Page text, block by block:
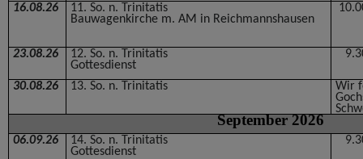
16.08.26
11. So. n. Trinitatis
Bauwagenkirche m. AM in Reichmannshausen
23.08.26
12. So. n. Trinitatis
Gottesdienst
30.08.26 13. So. n. Trinitatis
Wir
September 2026
06.09.26
14. So. n. Trinitatis
Gottesdienst